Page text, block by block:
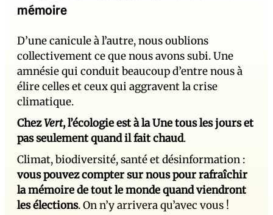
mémoire
D’une canicule à l’autre, nous oublions
collectivement ce que nous avons subi. Une
amnésie qui conduit beaucoup d’entre nous à
élire celles et ceux qui aggravent la crise
climatique.
ChezVert, l’écologie est à la Une tous les jours et
pas seulement quand il fait chaud.
Climat, biodiversité, santé et désinformation :
vous pouvez compter sur nous pour rafraîchir
la mémoire de tout le monde quand viendront
les élections. On n’y arrivera qu’avec vous !